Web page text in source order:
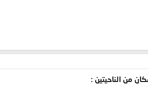
من الناحيتين :